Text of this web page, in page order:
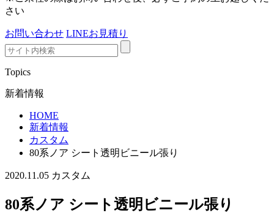
さい
お問い合わせ LINEお見積り
Topics
新着情報
HOME
新着情報
カスタム
80系ノア シート透明ビニール張り
2020.11.05 カスタム
80系ノア シート透明ビニール張り